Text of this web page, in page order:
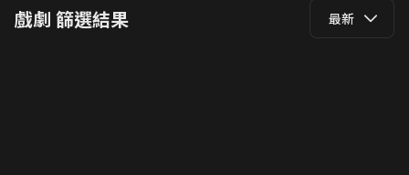
戲劇 篩選結果 最新